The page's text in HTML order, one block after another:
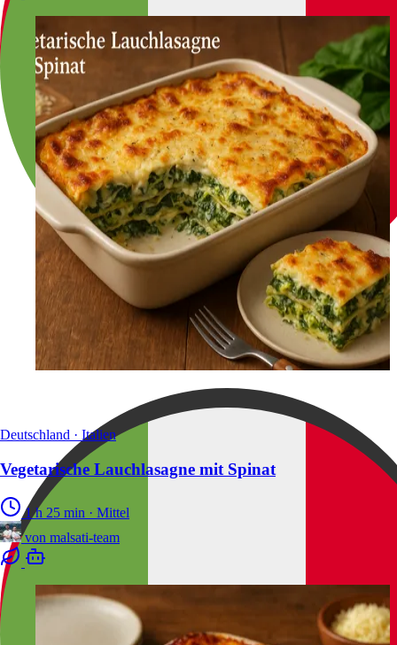
Deutschland · Italien
Vegetarische Lauchlasagne mit Spinat
1 h 25 min · Mittel
von malsati-team